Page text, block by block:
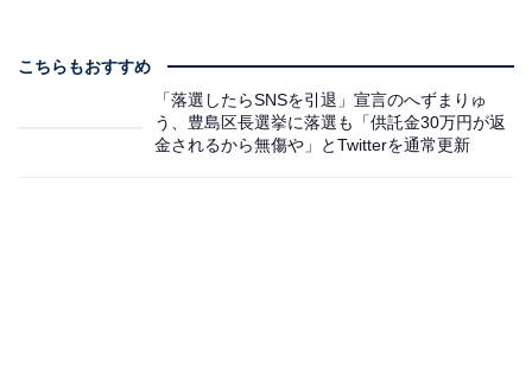
こちらもおすすめ
「落選したらSNSを引退」宣言のへずまりゅ
う、豊島区長選挙に落選も「供託金30万円が返
金されるから無傷や」とTwitterを通常更新